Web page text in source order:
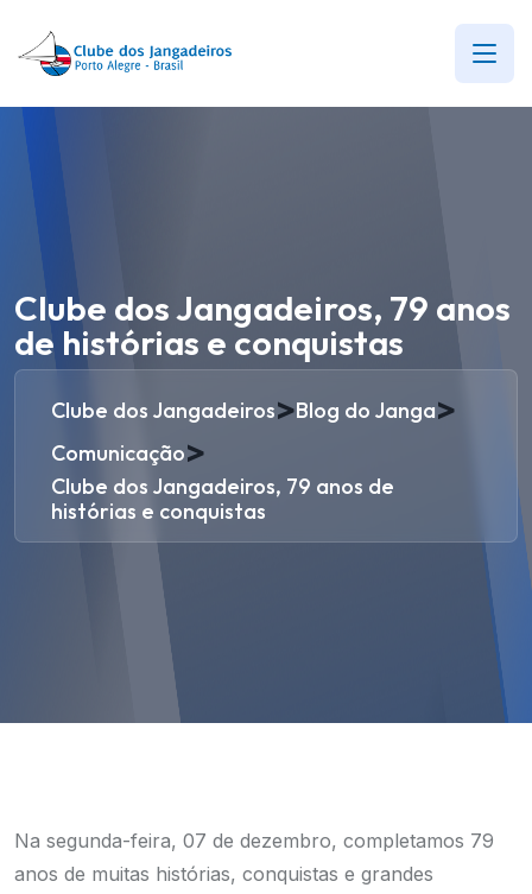
Clube dos Jangadeiros, 79 anos
de histórias e conquistas
Clube dos Jangadeiros>Blog do Janga>
Comunicação>
Clube dos Jangadeiros, 79 anos de
histórias e conquistas
Na segunda-feira, 07 de dezembro, completamos 79
anos de muitas histórias, conquistas e grandes